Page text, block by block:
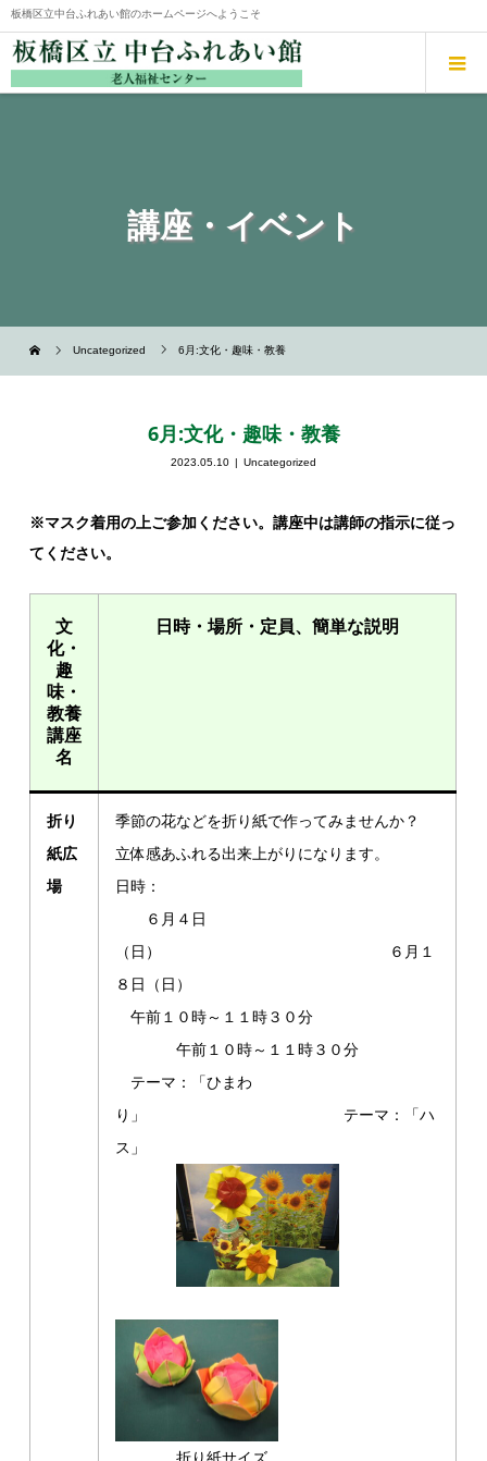
板橋区立中台ふれあい館のホームページへようこそ
講座・イベント
Uncategorized 6月:文化・趣味・教養
6月:文化・趣味・教養
2023.05.10 Uncategorized
※マスク着用の上ご参加ください。講座中は講師の指示に従っ
てください。
文
化・
趣
味・
教養
講座
名
日時・場所・定員、簡単な説明
折り
紙広
場
季節の花などを折り紙で作ってみませんか？
立体感あふれる出来上がりになります。
日時：
６月４日
（日） ６月１
８日（日）
午前１０時～１１時３０分
午前１０時～１１時３０分
テーマ：「ひまわ
り」 テーマ：「ハ
ス」